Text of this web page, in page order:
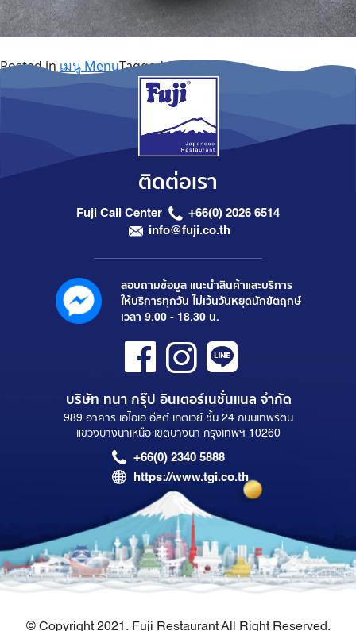
Posted in เมนู MenuTaggedSashimi
ติดต่อเรา
Fuji Call Center
+66(0) 2026 6514
info@fuji.co.th
สอบถามข้อมูล แนะนำสินค้าและบริการ
ให้บริการทุกวัน ไม่เว้นวันหยุดนักขัตฤกษ์
เวลา 9.00 - 18.30 น.
บริษัท ทนา กรุ๊ป อินเตอร์เนชั่นแนล จำกัด
989 อาคาร เอไอเอ อีสต์ เกตเวย์ ชั้น 24 ถนนเทพรัตน
แขวงบางนาเหนือ เขตบางนา กรุงเทพฯ 10260
+66(0) 2340 5888
https://www.tgi.co.th
© Copyright 2021. Fuji Restaurant All Right Reserved.